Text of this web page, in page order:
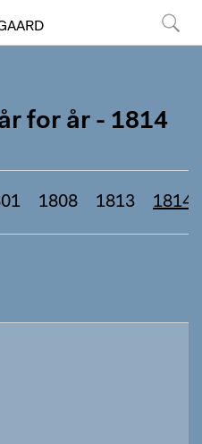
for år - 1814
1808 1813 1814